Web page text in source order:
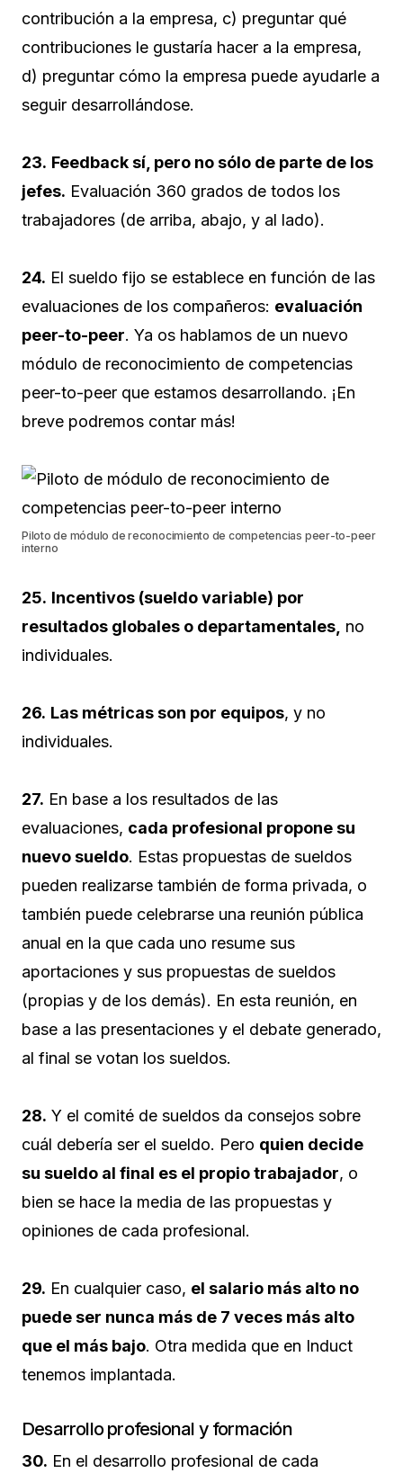
contribución a la empresa, c) preguntar qué
contribuciones le gustaría hacer a la empresa,
d) preguntar cómo la empresa puede ayudarle a
seguir desarrollándose.
23. Feedback sí, pero no sólo de parte de los
jefes. Evaluación 360 grados de todos los
trabajadores (de arriba, abajo, y al lado).
24. El sueldo fijo se establece en función de las
evaluaciones de los compañeros: evaluación
peer-to-peer. Ya os hablamos de un nuevo
módulo de reconocimiento de competencias
peer-to-peer que estamos desarrollando. ¡En
breve podremos contar más!
Piloto de módulo de reconocimiento de competencias peer-to-peer
interno
25. Incentivos (sueldo variable) por
resultados globales o departamentales, no
individuales.
26. Las métricas son por equipos, y no
individuales.
27. En base a los resultados de las
evaluaciones, cada profesional propone su
nuevo sueldo. Estas propuestas de sueldos
pueden realizarse también de forma privada, o
también puede celebrarse una reunión pública
anual en la que cada uno resume sus
aportaciones y sus propuestas de sueldos
(propias y de los demás). En esta reunión, en
base a las presentaciones y el debate generado,
al final se votan los sueldos.
28. Y el comité de sueldos da consejos sobre
cuál debería ser el sueldo. Pero quien decide
su sueldo al final es el propio trabajador, o
bien se hace la media de las propuestas y
opiniones de cada profesional.
29. En cualquier caso, el salario más alto no
puede ser nunca más de 7 veces más alto
que el más bajo. Otra medida que en Induct
tenemos implantada.
Desarrollo profesional y formación
30. En el desarrollo profesional de cada